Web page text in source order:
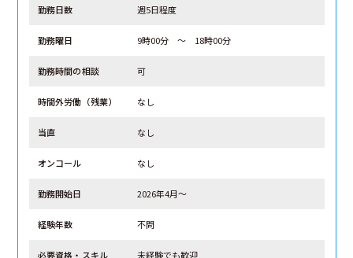
勤務日数 週5日程度
勤務曜日 9時00分 ～ 18時00分
勤務時間の相談 可
時間外労働（残業） なし
当直 なし
オンコール なし
勤務開始日 2026年4月～
経験年数 不問
必要資格・スキル 未経験でも歓迎